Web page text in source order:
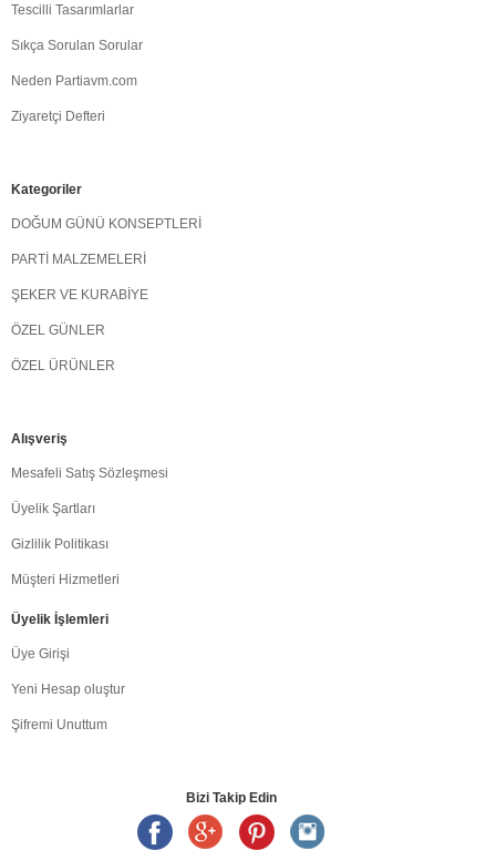
Tescilli Tasarımlarlar
Sıkça Sorulan Sorular
Neden Partiavm.com
Ziyaretçi Defteri
Kategoriler
DOĞUM GÜNÜ KONSEPTLERİ
PARTİ MALZEMELERİ
ŞEKER VE KURABİYE
ÖZEL GÜNLER
ÖZEL ÜRÜNLER
Alışveriş
Mesafeli Satış Sözleşmesi
Üyelik Şartları
Gizlilik Politikası
Müşteri Hizmetleri
Üyelik İşlemleri
Üye Girişi
Yeni Hesap oluştur
Şifremi Unuttum
Bizi Takip Edin